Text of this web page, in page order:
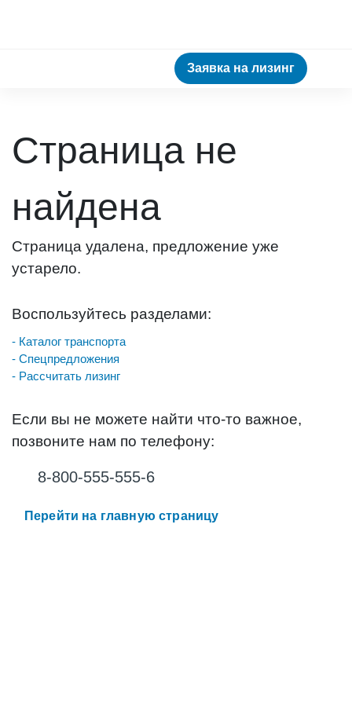
Заявка на лизинг
Страница не
найдена
Страница удалена, предложение уже
устарело.
Воспользуйтесь разделами:
- Каталог транспорта
- Спецпредложения
- Рассчитать лизинг
Если вы не можете найти что-то важное,
позвоните нам по телефону:
8-800-555-555-6
Перейти на главную страницу